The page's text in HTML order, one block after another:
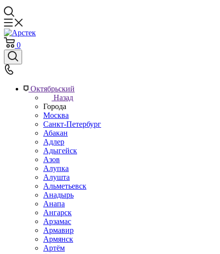
0
Октябрьский
Назад
Города
Москва
Санкт-Петербург
Абакан
Адлер
Адыгейск
Азов
Алупка
Алушта
Альметьевск
Анадырь
Анапа
Ангарск
Арзамас
Армавир
Армянск
Артём